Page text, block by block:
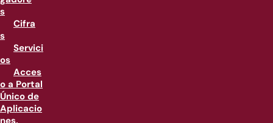
s
Cifra
s
Servici
os
Acces
o a Portal
Único de
Aplicacio
nes,